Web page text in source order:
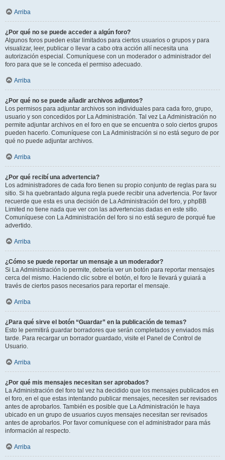
Arriba
¿Por qué no se puede acceder a algún foro?
Algunos foros pueden estar limitados para ciertos usuarios o grupos y para
visualizar, leer, publicar o llevar a cabo otra acción allí necesita una
autorización especial. Comuníquese con un moderador o administrador del
foro para que se le conceda el permiso adecuado.
Arriba
¿Por qué no se puede añadir archivos adjuntos?
Los permisos para adjuntar archivos son individuales para cada foro, grupo,
usuario y son concedidos por La Administración. Tal vez La Administración no
permite adjuntar archivos en el foro en que se encuentra o solo ciertos grupos
pueden hacerlo. Comuníquese con La Administración si no está seguro de por
qué no puede adjuntar archivos.
Arriba
¿Por qué recibí una advertencia?
Los administradores de cada foro tienen su propio conjunto de reglas para su
sitio. Si ha quebrantado alguna regla puede recibir una advertencia. Por favor
recuerde que esta es una decisión de La Administración del foro, y phpBB
Limited no tiene nada que ver con las advertencias dadas en este sitio.
Comuníquese con La Administración del foro si no está seguro de porqué fue
advertido.
Arriba
¿Cómo se puede reportar un mensaje a un moderador?
Si La Administración lo permite, debería ver un botón para reportar mensajes
cerca del mismo. Haciendo clic sobre el botón, el foro le llevará y guiará a
través de ciertos pasos necesarios para reportar el mensaje.
Arriba
¿Para qué sirve el botón “Guardar” en la publicación de temas?
Esto le permitirá guardar borradores que serán completados y enviados más
tarde. Para recargar un borrador guardado, visite el Panel de Control de
Usuario.
Arriba
¿Por qué mis mensajes necesitan ser aprobados?
La Administración del foro tal vez ha decidido que los mensajes publicados en
el foro, en el que estas intentando publicar mensajes, necesiten ser revisados
antes de aprobarlos. También es posible que La Administración le haya
ubicado en un grupo de usuarios cuyos mensajes necesitan ser revisados
antes de aprobarlos. Por favor comuníquese con el administrador para más
información al respecto.
Arriba